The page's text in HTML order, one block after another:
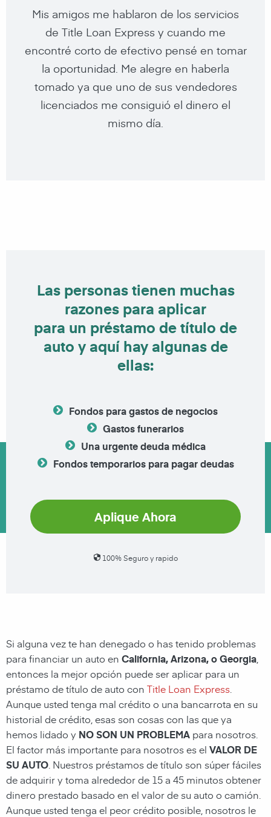
Mis amigos me hablaron de los servicios
de Title Loan Express y cuando me
encontré corto de efectivo pensé en tomar
la oportunidad. Me alegre en haberla
tomado ya que uno de sus vendedores
licenciados me consiguió el dinero el
mismo día.
Tomamos un préstamo de titulo en nuestro
segundo auto para tener un poco de
dinero extra en los días de fiesta. Gracias a
Title Loan Express!
Nunca pensé que podía cualificar para un
préstamo, especialmente con esta
economía. Su compañía hizo milagros,
muchas gracias por ayudarme a mi y a mi
familia a tener una mejor calidad de vida.
Las personas tienen muchas
razones para aplicar
para un préstamo de título de
auto y aquí hay algunas de
ellas:
Fondos para gastos de negocios
Gastos funerarios
Una urgente deuda médica
Fondos temporarios para pagar deudas
Aplique Ahora
100% Seguro y rapido
Si alguna vez te han denegado o has tenido problemas
para financiar un auto en California, Arizona, o Georgia
entonces la mejor opción puede ser aplicar para un
préstamo de título de auto con Title Loan Express
Aunque usted tenga mal crédito o una bancarrota en su
historial de crédito, esas son cosas con las que ya
hemos lidado y NO SON UN PROBLEMA para nosotros.
El factor más importante para nosotros es el VALOR DE
SU AUTO . Nuestros préstamos de título son súper fáciles
de adquirir y toma alrededor de 15 a 45 minutos obtener
dinero prestado basado en el valor de su auto o camión.
Aunque usted tenga el peor crédito posible, nosotros le